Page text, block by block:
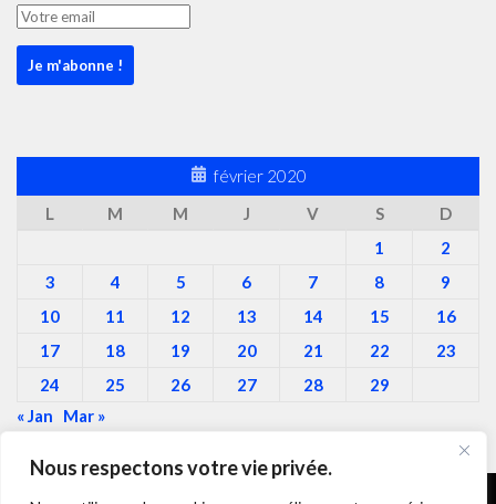
Nous respectons votre vie privée.
février 2020
L
M M J V S
D
1
2
3
4 5 6 7 8
9
10
11 12 13 14 15
16
17
18 19 20 21 22
23
24
25 26 27 28
29
« Jan
Mar »